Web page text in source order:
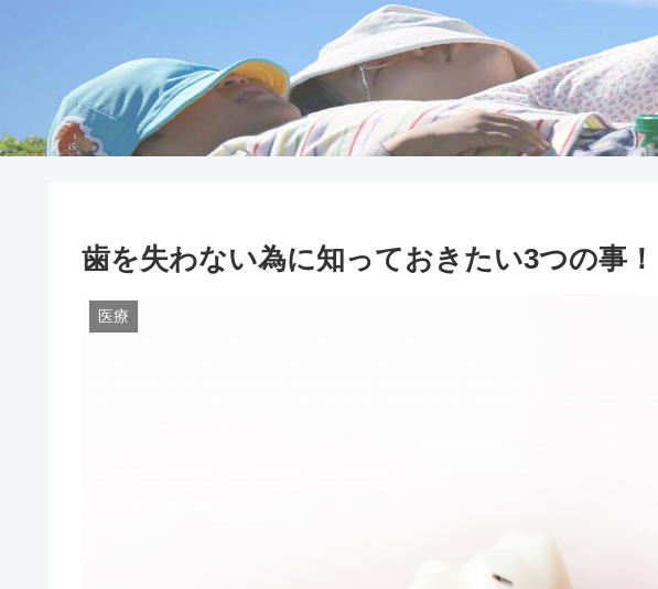
歯を失わない為に知っておきたい3つの事！
医療